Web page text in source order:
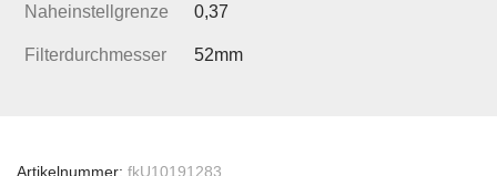
Naheinstellgrenze 0,37
Filterdurchmesser 52mm
Artikelnummer: fkU10191283